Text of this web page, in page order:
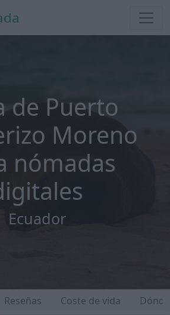
de Puerto
Moreno
nómadas
Ecuador
Reseñas Coste de vida